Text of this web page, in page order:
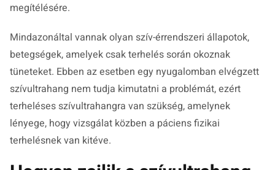
megítélésére.
Mindazonáltal vannak olyan szív-érrendszeri állapotok,
betegségek, amelyek csak terhelés során okoznak
tüneteket. Ebben az esetben egy nyugalomban elvégzett
szívultrahang nem tudja kimutatni a problémát, ezért
terheléses szívultrahangra van szükség, amelynek
lényege, hogy vizsgálat közben a páciens fizikai
terhelésnek van kitéve.